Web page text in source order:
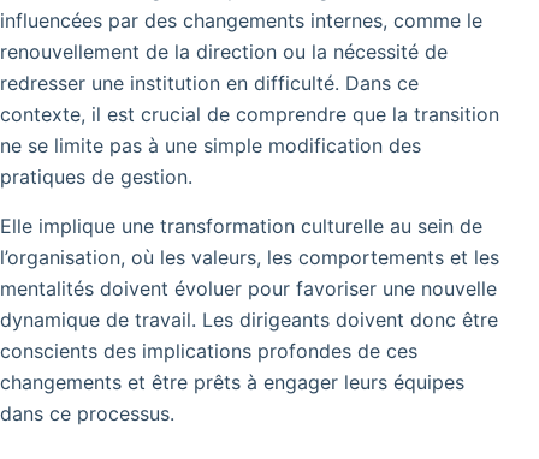
influencées par des changements internes, comme le
renouvellement de la direction ou la nécessité de
redresser une institution en difficulté. Dans ce
contexte, il est crucial de comprendre que la transition
ne se limite pas à une simple modification des
pratiques de gestion.
Elle implique une transformation culturelle au sein de
l’organisation, où les valeurs, les comportements et les
mentalités doivent évoluer pour favoriser une nouvelle
dynamique de travail. Les dirigeants doivent donc être
conscients des implications profondes de ces
changements et être prêts à engager leurs équipes
dans ce processus.